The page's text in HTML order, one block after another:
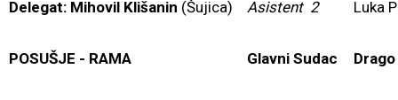
Delegat: Mihovil Klišanin (Šujica) Asistent 2 Luka
POSUŠJE - RAMA Glavni Sudac